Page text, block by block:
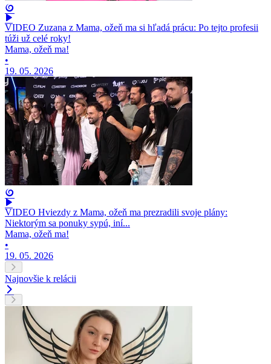
VIDEO Zuzana z Mama, ožeň ma si hľadá prácu: Po tejto profesii
túži už celé roky!
Mama, ožeň ma!
•
19. 05. 2026
VIDEO Hviezdy z Mama, ožeň ma prezradili svoje plány:
Niektorým sa ponuky sypú, iní...
Mama, ožeň ma!
•
19. 05. 2026
Najnovšie k relácii